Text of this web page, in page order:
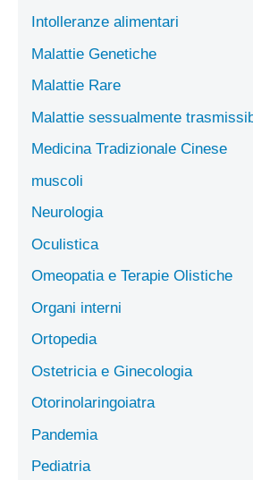
Intolleranze alimentari
Malattie Genetiche
Malattie Rare
Malattie sessualmente
Medicina Tradizionale Cinese
muscoli
Neurologia
Oculistica
Omeopatia e Terapie Olistiche
Organi interni
Ortopedia
Ostetricia e Ginecologia
Otorinolaringoiatra
Pandemia
Pediatria